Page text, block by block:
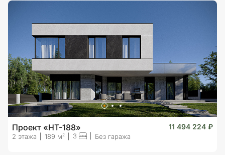
Проект «HT-188» 11 494 224 ₽
2 этажа 189 м 2 3 Без гаража